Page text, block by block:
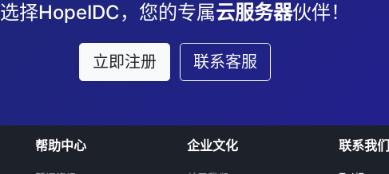
选择HopeIDC，您的专属云服务器伙伴！
立即注册 联系客服
帮助中心 企业文化 联系我们